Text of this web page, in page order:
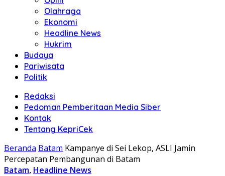
Olahraga
Ekonomi
Headline News
Hukrim
Budaya
Pariwisata
Politik
Redaksi
Pedoman Pemberitaan Media Siber
Kontak
Tentang KepriCek
Beranda Batam Kampanye di Sei Lekop, ASLI Jamin
Percepatan Pembangunan di Batam
Batam, Headline News